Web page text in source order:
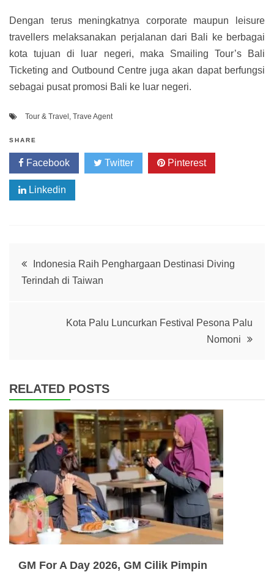
Dengan terus meningkatnya corporate maupun leisure
travellers melaksanakan perjalanan dari Bali ke berbagai
kota tujuan di luar negeri, maka Smailing Tour’s Bali
Ticketing and Outbound Centre juga akan dapat berfungsi
sebagai pusat promosi Bali ke luar negeri.
Tour & Travel Trave Agent
SHARE
Facebook Twitter Pinterest
Linkedin
PostIndonesia Raih Penghargaan Destinasi Diving
Terindah di Taiwan
Kota Palu Luncurkan Festival Pesona Palu
Nomoni
RELATED POSTS
GM For A Day 2026, GM Cilik Pimpin